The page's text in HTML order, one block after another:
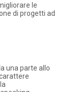
le
di progetti ad
una parte allo